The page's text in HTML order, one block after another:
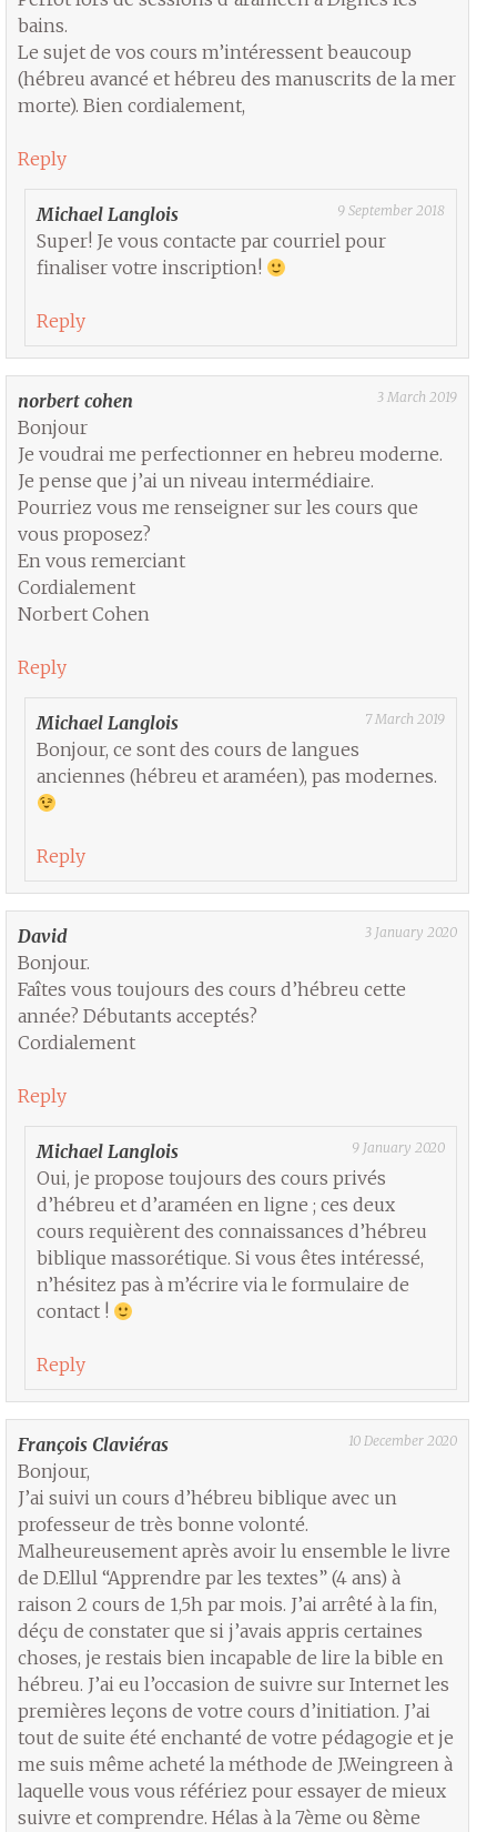
bains.
Le sujet de vos cours m’intéressent beaucoup
(hébreu avancé et hébreu des manuscrits de la mer
morte). Bien cordialement,
Reply
Michael Langlois 9 September 2018
Super! Je vous contacte par courriel pour
finaliser votre inscription!
Reply
norbert cohen 3 March 2019
Bonjour
Je voudrai me perfectionner en hebreu moderne.
Je pense que j’ai un niveau intermédiaire.
Pourriez vous me renseigner sur les cours que
vous proposez?
En vous remerciant
Cordialement
Norbert Cohen
Reply
Michael Langlois 7 March 2019
Bonjour, ce sont des cours de langues
anciennes (hébreu et araméen), pas modernes.
Reply
David 3 January 2020
Bonjour.
Faîtes vous toujours des cours d’hébreu cette
année? Débutants acceptés?
Cordialement
Reply
Michael Langlois 9 January 2020
Oui, je propose toujours des cours privés
d’hébreu et d’araméen en ligne ; ces deux
cours requièrent des connaissances d’hébreu
biblique massorétique. Si vous êtes intéressé,
n’hésitez pas à m’écrire via le formulaire de
contact !
Reply
François Claviéras 10 December 2020
Bonjour,
J’ai suivi un cours d’hébreu biblique avec un
professeur de très bonne volonté.
Malheureusement après avoir lu ensemble le livre
de D.Ellul “Apprendre par les textes” (4 ans) à
raison 2 cours de 1,5h par mois. J’ai arrêté à la fin,
déçu de constater que si j’avais appris certaines
choses, je restais bien incapable de lire la bible en
hébreu. J’ai eu l’occasion de suivre sur Internet les
premières leçons de votre cours d’initiation. J’ai
tout de suite été enchanté de votre pédagogie et je
me suis même acheté la méthode de J.Weingreen à
laquelle vous vous référiez pour essayer de mieux
suivre et comprendre. Hélas à la 7ème ou 8ème